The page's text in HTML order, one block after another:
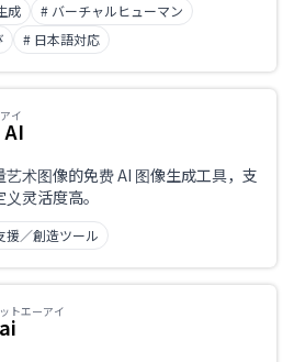
成
# バーチャルヒューマン
# 日本語対応
イ
术图像的免费 AI 图像生成工具，支
灵活度高。
援／創造ツール
トエーアイ